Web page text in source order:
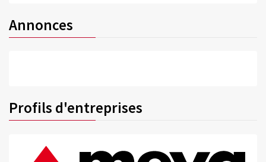
Annonces
Profils d'entreprises